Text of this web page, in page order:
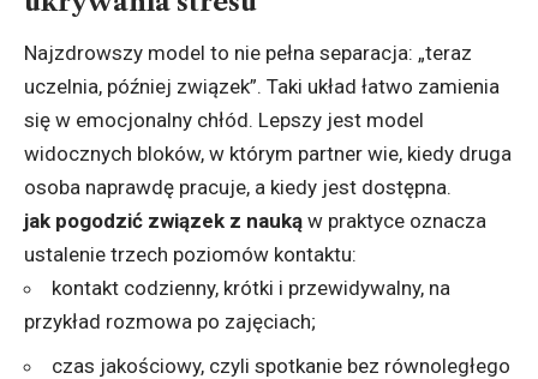
Najzdrowszy model to nie pełna separacja: „teraz
uczelnia, później związek”. Taki układ łatwo zamienia
się w emocjonalny chłód. Lepszy jest model
widocznych bloków, w którym partner wie, kiedy druga
osoba naprawdę pracuje, a kiedy jest dostępna.
jak pogodzić związek z nauką w praktyce oznacza
ustalenie trzech poziomów kontaktu:
kontakt codzienny, krótki i przewidywalny, na
przykład rozmowa po zajęciach;
czas jakościowy, czyli spotkanie bez równoległego